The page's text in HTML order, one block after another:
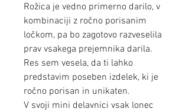
Rožica je vedno primerno darilo, v
kombinaciji z ročno porisanim
ločkom, pa bo zagotovo razveselila
prav vsakega prejemnika darila.
Res sem vesela, da ti lahko
predstavim poseben izdelek, ki je
ročno porisan in unikaten.
V svoji mini delavnici vsak lonec